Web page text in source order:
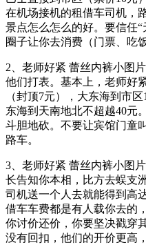
在机场接机的租借车司机，
景点怎么怎么的好。要信任
圈子让你去消费（门票、吃
2、老师好紧 蕾丝内裤小图
他们打表。基本上，老师好
（封顶7元），大东海到市
东海到天南地北不超越40元
斗胆地砍。不要让宾馆门童
路车。
3、老师好紧 蕾丝内裤小图
长告知你本相，比方去蜈支
司机送一个人去就能得到高
借车车费都是有人载你去的
你讨价还价，你要坚决戳穿
没有回扣，他们的开价更高